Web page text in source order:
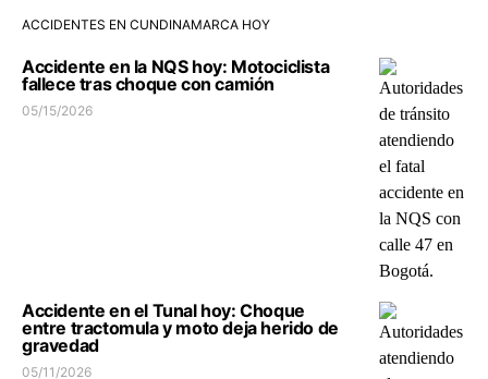
ACCIDENTES EN CUNDINAMARCA HOY
Accidente en la NQS hoy: Motociclista
fallece tras choque con camión
05/15/2026
Accidente en el Tunal hoy: Choque
entre tractomula y moto deja herido de
gravedad
05/11/2026